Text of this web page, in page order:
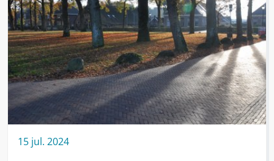
15 jul. 2024